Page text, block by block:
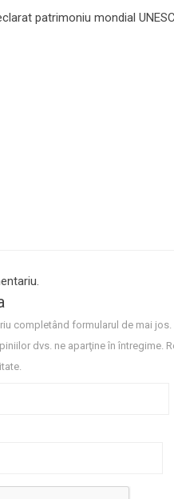
patrimoniu mondial
completând formularul de mai jos.
dvs. ne aparţine în întregime.